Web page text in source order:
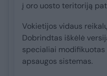
į oro uosto teritoriją
Vokietijos vidaus
Dobrindtas iškėlė
specialiai
apsaugos sistemas.